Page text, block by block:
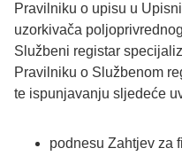
Pravilniku o upisu u
uzorkivača
Službeni registar
Pravilniku o Službenom
te ispunjavanju sljedeće
podnesu Zahtjev za